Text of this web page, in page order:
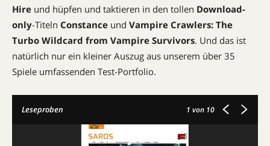
Hire und hüpfen und taktieren in den tollen Download-
only-Titeln Constance und Vampire Crawlers: The
Turbo Wildcard from Vampire Survivors. Und das ist
natürlich nur ein kleiner Auszug aus unserem über 35
Spiele umfassenden Test-Portfolio.
Leseproben 1 von 10